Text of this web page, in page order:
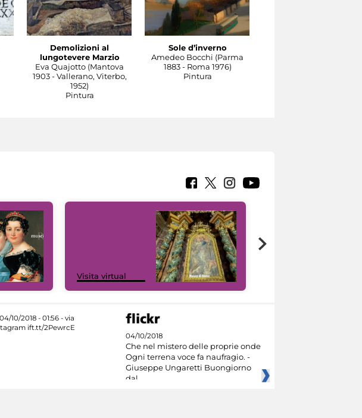
Demolizioni al
lungotevere Marzio
Eva Quajotto (Mantova
1903 - Vallerano, Viterbo,
1952)
Pintura
Sole d’inverno
Amedeo Bocchi (Parma
1883 - Roma 1976)
Pintura
Visita virtual
04/10/2018
Che nel mistero delle proprie onde
Ogni terrena voce fa naufragio. -
Giuseppe Ungaretti Buongiorno
dal